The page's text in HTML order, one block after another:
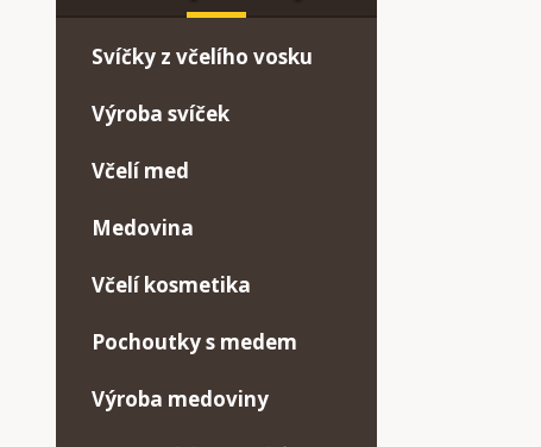
Svíčky z včelího vosku
Výroba svíček
Včelí med
Medovina
Včelí kosmetika
Pochoutky s medem
Výroba medoviny